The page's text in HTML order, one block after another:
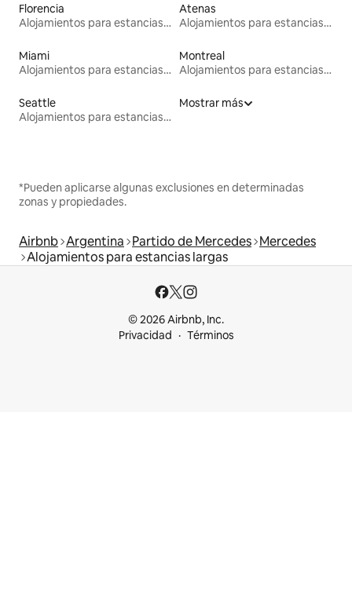
Florencia
Alojamientos para estancias largas
Atenas
Alojamientos para estancias largas
Miami
Alojamientos para estancias largas
Montreal
Alojamientos para estancias largas
Seattle
Alojamientos para estancias largas
Mostrar más
*Pueden aplicarse algunas exclusiones en determinadas
zonas y propiedades.
Airbnb Argentina Partido de Mercedes Mercedes
Alojamientos para estancias largas
© 2026 Airbnb, Inc.
Privacidad
Términos